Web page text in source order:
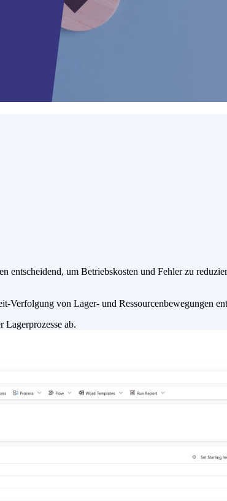
entscheidend, um Betriebskosten und Fehler zu
Verfolgung von Lager- und Ressourcenbewegungen
Lagerprozesse ab.